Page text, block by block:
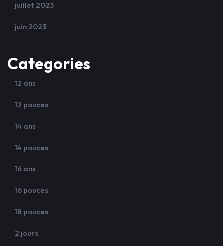
juillet 2023
juin 2023
Categories
12 ans
12 pouces
14 ans
14 pouces
16 ans
16 pouces
18 pouces
2 jours